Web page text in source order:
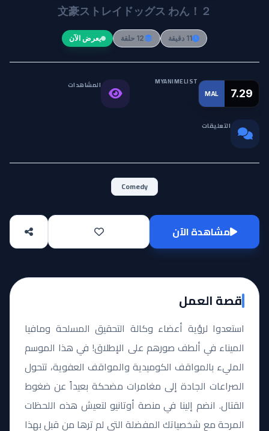
文豪ストレイドッグス わん！２
11 دقيقة 12 حلقة يعرض الآن
MAL 7.29
MYANIMELIST المشاهدات
التعليقات
Comedy
مشاهدة الآن
قصة العمل
استعدوا لرؤية أعضاء وكالة التحقيق المسلحة ومافيا
الميناء في ألطف صورهم على الإطلاق! في هذا الموسم
المليء بالمواقف الكوميدية والمواقف العفوية، تتحول
الصراعات الجادة إلى مغامرات مضحكة بعيداً عن ضغوط
القتال. انضم إلينا في منصة أوتانيو لتعيش هذه اللحظات
المرحة مع شخصياتك المفضلة التي لم ترها من قبل بهذا